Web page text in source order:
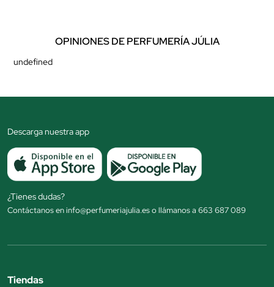
OPINIONES DE PERFUMERÍA JÚLIA
undefined
Descarga nuestra app
¿Tienes dudas?
Contáctanos en info@perfumeriajulia.es o llámanos a 663 687 089
Tiendas